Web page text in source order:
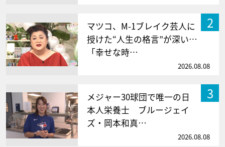
2
マツコ、M-1ブレイク芸人に
授けた“人生の格言”が深い…
「幸せな時…
2026.08.08
3
メジャー30球団で唯一の日
本人栄養士 ブルージェイ
ズ・岡本和真…
2026.08.08